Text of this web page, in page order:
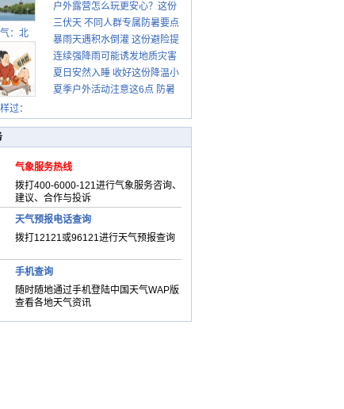
：北
过：
肩颈不酸痛
户外露营怎么玩更安心？这份
攻略请收好
三伏天 不同人群专属防暑要点
请收好
暴雨天遇积水倒灌 这份避险提
示请收好
连续强降雨可能诱发地质灾害
这些前兆要知道
夏日安然入睡 收好这份降温小
贴士
夏季户外活动注意这6点 防暑
气象服务热线
拨打400-6000-121进行气象服务咨询、
建议、合作与投诉
天气预报电话查询
拨打12121或96121进行天气预报查询
手机查询
随时随地通过手机登陆中国天气WAP版
查看各地天气资讯